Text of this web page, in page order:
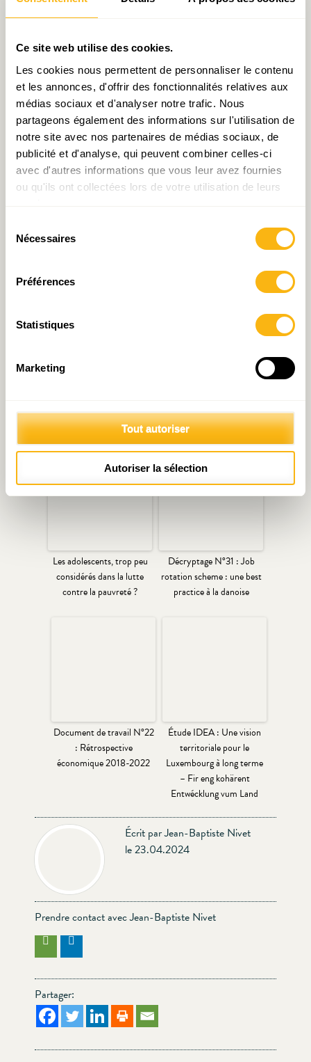
Ce site web utilise des cookies.
Les cookies nous permettent de personnaliser le contenu
et les annonces, d'offrir des fonctionnalités relatives aux
médias sociaux et d'analyser notre trafic. Nous
partageons également des informations sur l'utilisation de
notre site avec nos partenaires de médias sociaux, de
publicité et d'analyse, qui peuvent combiner celles-ci
avec d'autres informations que vous leur avez fournies
ou qu'ils ont collectées lors de votre utilisation de leurs
Nécessaires
Préférences
Statistiques
Marketing
Tout autoriser
Autoriser la sélection
Consulter en ligne le Document de travail
Pour télécharger le Document de travail :
!
formation en entreprise
Les adolescents, trop peu
considérés dans la lutte
contre la pauvreté ?
Décryptage N°31 : Job
rotation scheme : une best
practice à la danoise
Document de travail N°22
: Rétrospective
économique 2018-2022
Étude IDEA : Une vision
territoriale pour le
Luxembourg à long terme
– Fir eng kohärent
Entwécklung vum Land
Écrit par Jean-Baptiste Nivet
le 23.04.2024
Prendre contact avec Jean-Baptiste Nivet
Partager: